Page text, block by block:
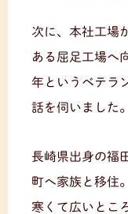
次に、本社工場
ある屈足工場へ
年というベテラ
話を伺いました。
長崎県出身の福
町へ家族と移住
寒くて広いとこ